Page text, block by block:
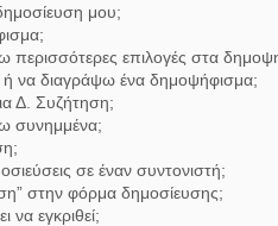
μου;
περισσότερες επιλογές στα
να διαγράψω ένα δημοψήφισμα;
Δ. Συζήτηση;
συνημμένα;
σε έναν συντονιστή;
στην φόρμα δημοσίευσης;
να εγκριθεί;